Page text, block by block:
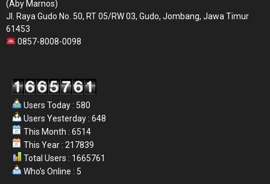
(Aby Marnos)
Jl. Raya Gudo No. 50, RT 05/RW 03, Gudo, Jombang, Jawa Timur
61453
0857-8008-0098
Users Today : 580
Users Yesterday : 648
This Month : 6514
This Year : 217839
Total Users : 1665761
Who's Online : 5